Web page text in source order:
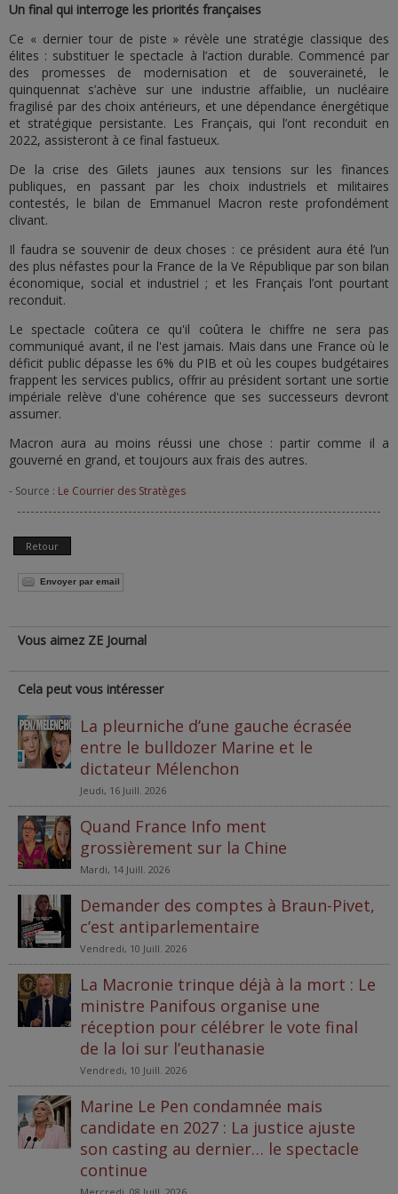
Un final qui interroge les priorités françaises
Ce « dernier tour de piste » révèle une stratégie classique des
élites : substituer le spectacle à l’action durable. Commencé par
des promesses de modernisation et de souveraineté, le
quinquennat s’achève sur une industrie affaiblie, un nucléaire
fragilisé par des choix antérieurs, et une dépendance énergétique
et stratégique persistante. Les Français, qui l’ont reconduit en
2022, assisteront à ce final fastueux.
De la crise des Gilets jaunes aux tensions sur les finances
publiques, en passant par les choix industriels et militaires
contestés, le bilan de Emmanuel Macron reste profondément
clivant.
Il faudra se souvenir de deux choses : ce président aura été l’un
des plus néfastes pour la France de la Ve République par son bilan
économique, social et industriel ; et les Français l’ont pourtant
reconduit.
Le spectacle coûtera ce qu'il coûtera le chiffre ne sera pas
communiqué avant, il ne l'est jamais. Mais dans une France où le
déficit public dépasse les 6% du PIB et où les coupes budgétaires
frappent les services publics, offrir au président sortant une sortie
impériale relève d'une cohérence que ses successeurs devront
assumer.
Macron aura au moins réussi une chose : partir comme il a
gouverné en grand, et toujours aux frais des autres.
- Source : Le Courrier des Stratèges
Retour
Envoyer par email
Vous aimez ZE Journal
Cela peut vous intéresser
La pleurniche d’une gauche écrasée
entre le bulldozer Marine et le
dictateur Mélenchon
Jeudi, 16 Juill. 2026
Quand France Info ment
grossièrement sur la Chine
Mardi, 14 Juill. 2026
Demander des comptes à Braun-Pivet,
c’est antiparlementaire
Vendredi, 10 Juill. 2026
La Macronie trinque déjà à la mort : Le
ministre Panifous organise une
réception pour célébrer le vote final
de la loi sur l’euthanasie
Vendredi, 10 Juill. 2026
Marine Le Pen condamnée mais
candidate en 2027 : La justice ajuste
son casting au dernier… le spectacle
continue